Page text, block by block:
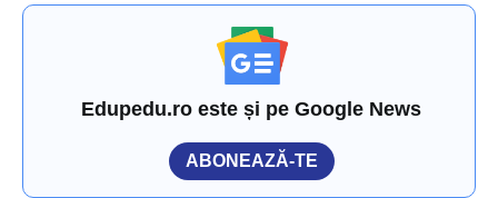
Edupedu.ro este și pe Google News
ABONEAZĂ-TE